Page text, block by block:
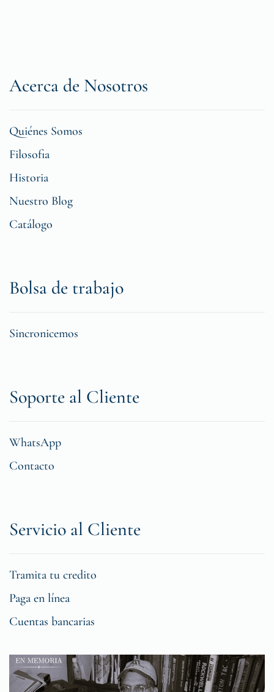
Acerca de Nosotros
Quiénes Somos
Filosofia
Historia
Nuestro Blog
Catálogo
Bolsa de trabajo
Sincronicemos
Soporte al Cliente
WhatsApp
Contacto
Servicio al Cliente
Tramita tu credito
Paga en línea
Cuentas bancarias